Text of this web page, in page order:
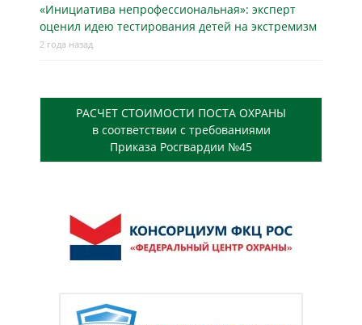
«Инициатива непрофессиональная»: эксперт
оценил идею тестирования детей на экстремизм
2 года назад
РАСЧЕТ СТОИМОСТИ ПОСТА ОХРАНЫ
в соответствии с требованиями
Приказа Росгвардии №45